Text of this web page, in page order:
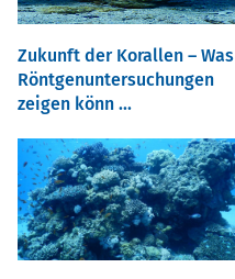
Zukunft der Korallen – Was
Röntgenuntersuchungen
zeigen könn ...